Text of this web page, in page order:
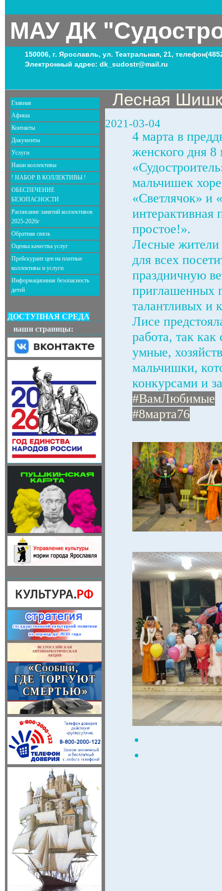
МАУ ДК
150006, г. Ярославль, ул. Театральная, 21,
Электронный адрес: dk_sudostr@mail.ru
Главная
Афиша
Контакты
Документы
Услуги
Наши коллективы
! НАБОР В КОЛЛЕКТИВЫ !
ОБЕСПЕЧЕНИЕ
БЕЗОПАСНОСТИ
Расписание занятий коллективов
2025-2026г
Обратная связь
Оценка качества услуг
Прейскурант цен на платные
коллективы и услуги
Информационная безопасность
детей
ДОСТУПНАЯ СРЕДА
наши страницы:
Лесная
2021-03-04
4 марта в
женского дня 8
мальчишек
«Светлячок» и
интерактивная
простое!».
Лесные жители
для всех
праздничную
приглашенных
талантливых и
Лисе
работа, так
умные,
мальчишки,
конкурсами и
#ВамЛюбимые
#8марта76